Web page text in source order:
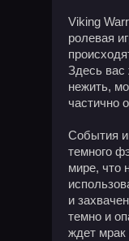
Viking
ролевая
Здесь вас
нежить,
частично
События
темного
мире, что
и
темно и
ждет мрак